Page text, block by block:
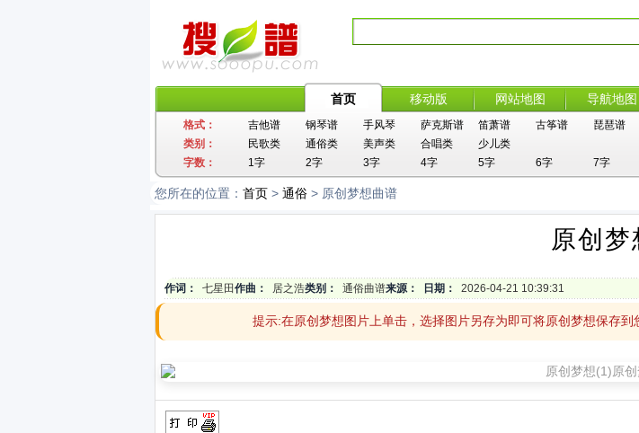
首页 移动版 网站地图 导航地图
格式： 吉他谱 钢琴谱 手风琴 萨克斯谱 笛萧谱 古筝谱 琵琶谱
类别：
民歌类 通俗类 美声类 合唱类
少儿类
字数：
1字 2字 3字 4字 5字 6字 7字
您所在的位置： 首页 > 通俗 > 原创梦想曲谱
原创梦
作词： 七星田作曲： 居之浩类别： 通俗曲谱来源： 日期： 2026-04-21 10:39:31
提示:在原创梦想图片上单击，选择图片另存为即可将原创梦想保存